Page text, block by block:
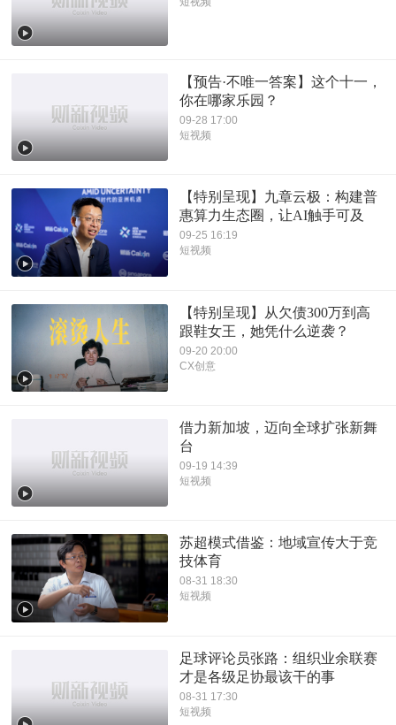
【预告·不唯一答案】这个十一，
你在哪家乐园？
09-28 17:00
短视频
【特别呈现】九章云极：构建普
惠算力生态圈，让AI触手可及
09-25 16:19
短视频
【特别呈现】从欠债300万到高
跟鞋女王，她凭什么逆袭？
09-20 20:00
CX创意
借力新加坡，迈向全球扩张新舞
台
09-19 14:39
短视频
苏超模式借鉴：地域宣传大于竞
技体育
08-31 18:30
短视频
足球评论员张路：组织业余联赛
才是各级足协最该干的事
08-31 17:30
短视频